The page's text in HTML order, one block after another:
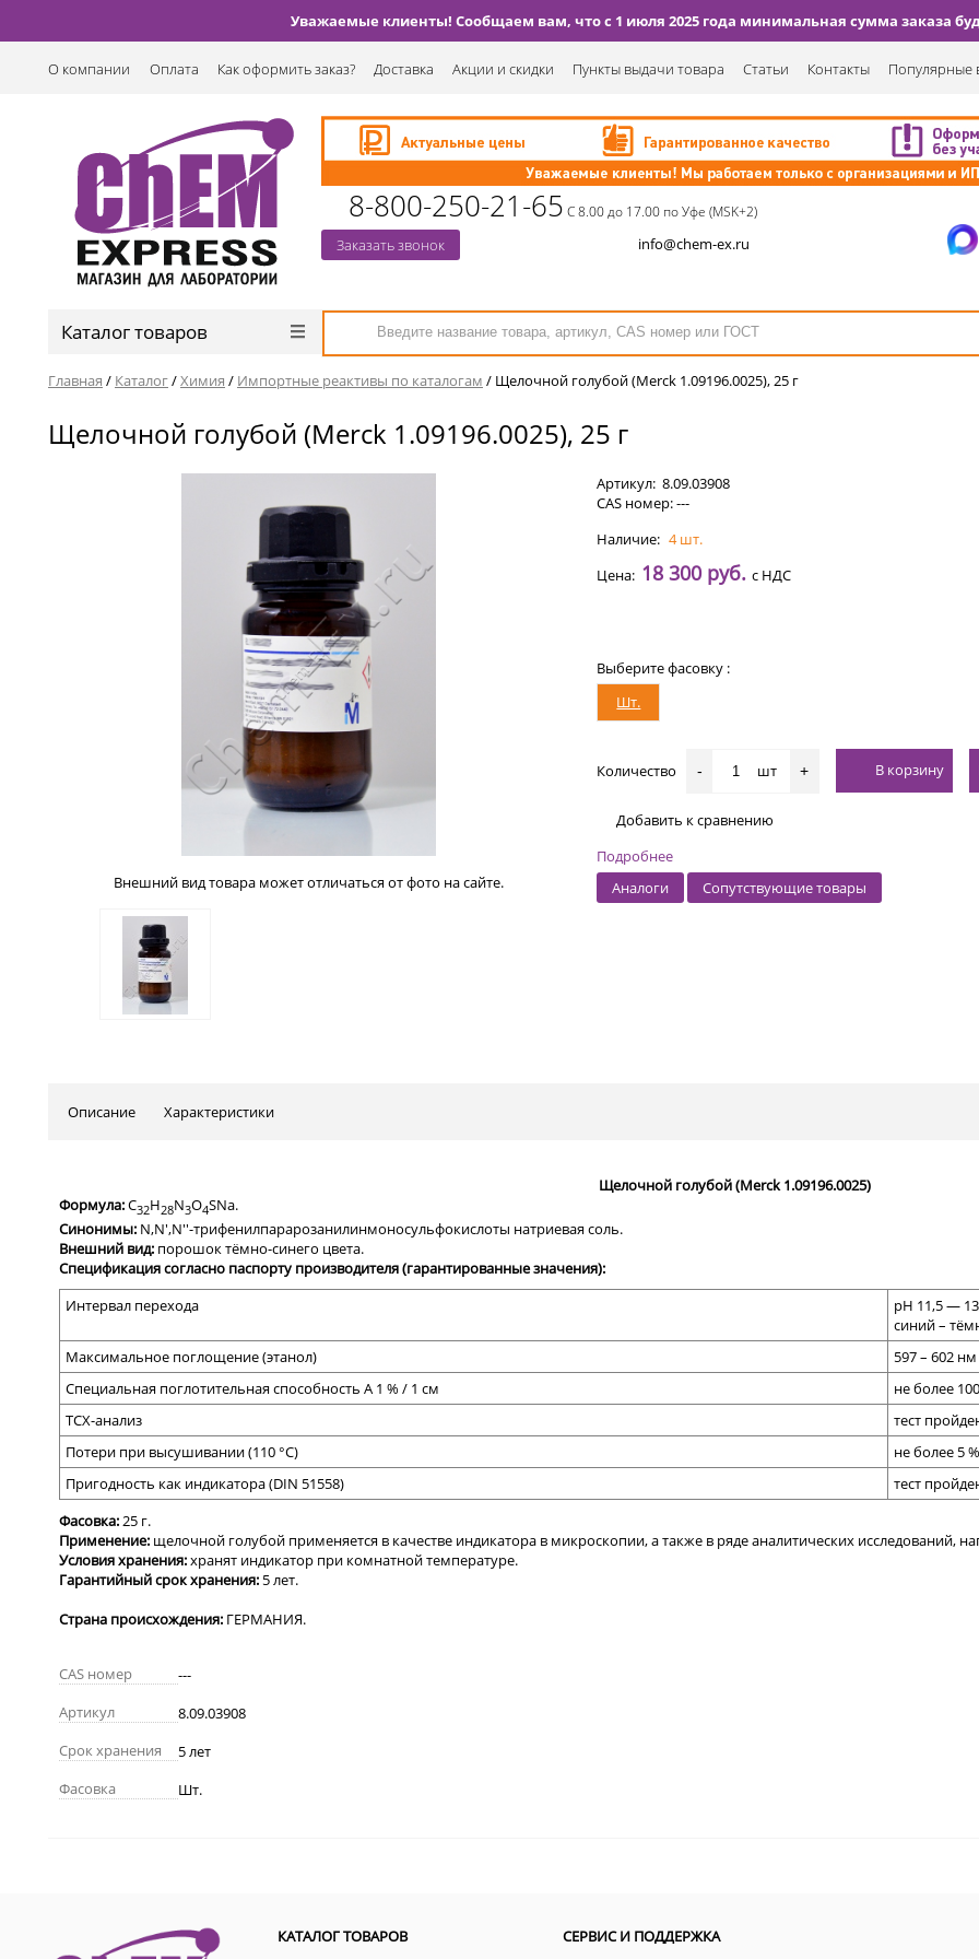
Уважаемые клиенты! Сообщаем вам, что с 1 июля 2025 года минимальная сумма заказа
О компании Оплата Как оформить заказ? Доставка Акции и скидки Пункты выдачи товара Статьи Контакты Популярные
8-800-250-21-65 С 8.00 до 17.00 по Уфе (MSK+2)
Заказать звонок info@chem-ex.ru
Каталог товаров
Главная / Каталог/Химия / Импортные реактивы по каталогам / Щелочной голубой (Merck 1.09196.0025), 25 г
Щелочной голубой (Merck 1.09196.0025), 25 г
Внешний вид товара может отличаться от фото на сайте.
Артикул:8.09.03908
CAS номер: ---
Наличие: 4 шт.
Цена: 18 300 руб.с НДС
Выберите фасовку :
Шт.
Количество - шт + В корзину
Добавить к сравнению
Подробнее
Аналоги
Сопутствующие товары
Описание Характеристики
Щелочной голубой (Merck 1.09196.0025)
Формула:C32H28N3O4SNa.
Синонимы: N,N',N''-трифенилпарарозанилинмоносульфокислоты натриевая соль.
Внешний вид: порошок тёмно-синего цвета.
Спецификация согласно паспорту производителя (гарантированные значения):
Интервал перехода
pН 11,5 —
синий –
Максимальное поглощение (этанол)
597 – 602 нм
Специальная поглотительная способность А 1 % / 1 см
не более
ТСХ-анализ
тест
Потери при высушивании (110 °C)
не более 5 %
Пригодность как индикатора (DIN 51558)
тест
Фасовка:25 г.
Применение: щелочной голубой применяется в качестве индикатора в микроскопии, а также в ряде аналитических исследований,
Условияхранения:хранят индикатор при комнатной температуре.
Гарантийныйсрокхранения: 5лет.
Страна происхождения: ГЕРМАНИЯ.
CAS номер
---
Артикул
8.09.03908
Срок хранения
5 лет
Фасовка
Шт.
КАТАЛОГ ТОВАРОВ СЕРВИС И ПОДДЕРЖКА